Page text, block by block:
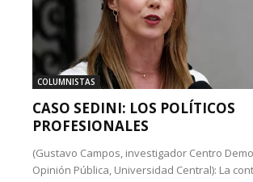
COLUMNISTAS
CASO SEDINI: LOS POLÍTICOS
PROFESIONALES
(Gustavo Campos, investigador Centro
Opinión Pública, Universidad Central): La